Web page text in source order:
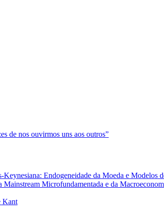
de nos ouvirmos uns aos outros”
Endogeneidade da Moeda e Modelos
Microfundamentada e da
Kant